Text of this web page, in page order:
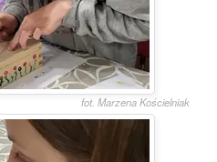
fot. Marzena Kościelniak